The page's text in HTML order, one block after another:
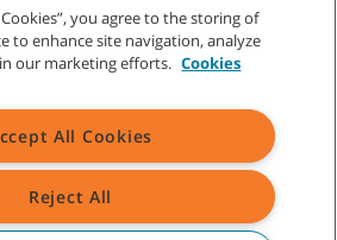
Nutzungsbedingungen
Marken und -Logos sind Eigentum der
oder ihrer verbundenen Unternehmen oder
Cookies”, you agree to the storing of
to enhance site navigation, analyze
our marketing efforts. Cookies
All Cookies
Reject All